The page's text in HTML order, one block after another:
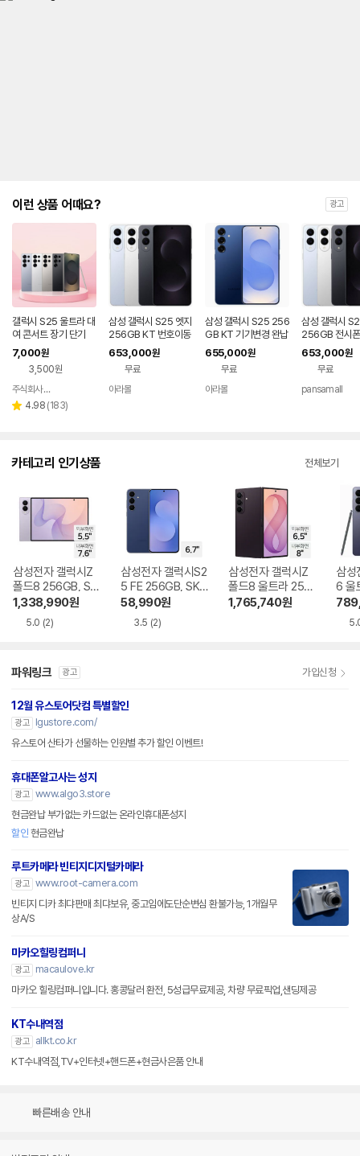
는
대
략
인
을
안
내
를
나
타
는
표
이런 상품 어때요? 광고
갤럭시 S25 울트라 대
여 콘서트 장기 단기
7,000원
3,500원
페이
주식회사 폰빌리지
별 4.98 리
(183)
삼성 갤럭시 S25 엣지
256GB KT 번호이동
완납 80요금제
653,000원
무료
아라몰
삼성 갤럭시 S25 256
GB KT 기기변경 완납
655,000원
무료
아라몰
삼성 갤럭시
256GB 전시
호이동 완납
653,000원
무료
pansamall
카테고리 인기상품 전체보기
삼성전자 갤럭시Z
폴드8 256GB, SK
T 기기변경 완납
1,338,990원
5.0 (2)
삼성전자 갤럭시S2
5 FE 256GB, SKT
기기변경 완납
58,990원
3.5 (2)
삼성전자 갤럭시Z
폴드8 울트라 256
GB, SKT 기기변경
1,765,740원
삼성
6 울
SKT
파워링크 광고 가입신청
12월 유스토어닷컴 특별할인
광고
lgustore.com/
유스토어 산타가 선물하는 인원별 추가 할인 이벤트!
휴대폰알고사는 성지
광고 www.algo3.store
현금완납 부가없는 카드없는 온라인휴대폰성지
할인 현금완납
루트카메라 빈티지디지털카메라
광고 www.root-camera.com
빈티지 디카 최댜판매 최댜보유, 중고임에도단순변심 환불가능, 1개월무
상A/S
마카오힐링컴퍼니
광고
macaulove.kr
마카오 힐링컴퍼니입니다. 홍콩달러 환전, 5성급무료제공, 차량 무료픽업,샌딩제공
KT수내역점
광고
allkt.co.kr
KT수내역점,TV+인터넷+핸드폰+현금사은품 안내
빠른배송 안내